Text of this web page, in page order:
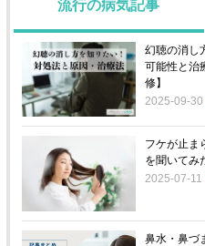
流行の病気記事
幻聴の消し
可能性と治
修】
2025-09-30
フケが止ま
を聞いてみ
2025-07-11
鼻水・鼻づ